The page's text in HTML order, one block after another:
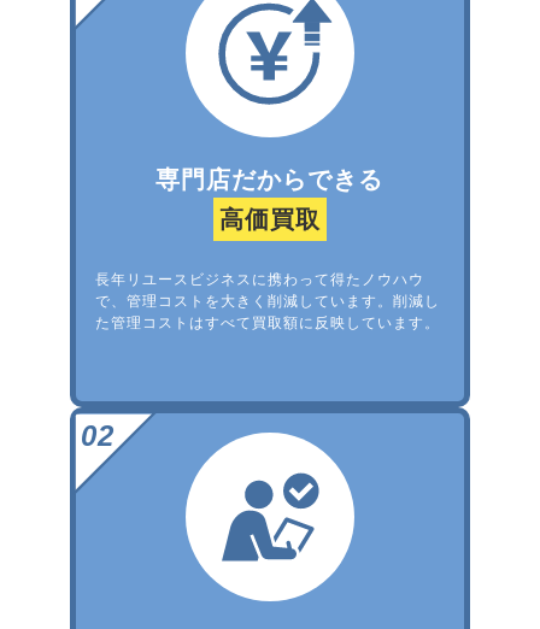
専門店だからできる
高価買取
長年リユースビジネスに携わって得たノウハウ
で、管理コストを大きく削減しています。削減し
た管理コストはすべて買取額に反映しています。